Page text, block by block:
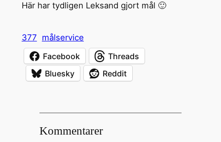
Här har tydligen Leksand gjort mål 🙂
377 målservice
Facebook
Threads
Bluesky
Reddit
Kommentarer